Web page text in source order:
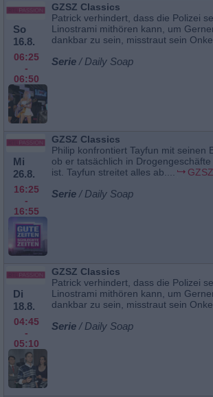
So
16.8.
06:25
-
06:50
GZSZ Classics
Patrick verhindert, dass die Polizei
Linostrami mithören kann, um
dankbar zu sein, misstraut sein Onkel
Serie / Daily Soap
Mi
26.8.
16:25
-
16:55
GZSZ Classics
Philip konfrontiert Tayfun mit seinen
ob er tatsächlich in
ist. Tayfun streitet alles ab....
Serie / Daily Soap
Di
18.8.
04:45
-
05:10
GZSZ Classics
Patrick verhindert, dass die Polizei
Linostrami mithören kann, um
dankbar zu sein, misstraut sein Onkel
Serie / Daily Soap